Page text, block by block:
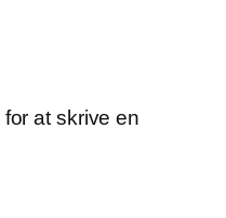
for at skrive en